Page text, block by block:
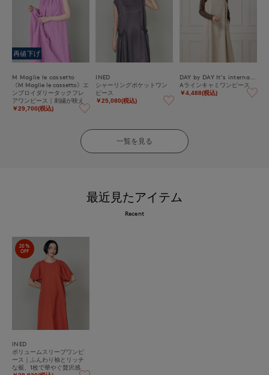
再値下げ
M Maglie le cassetto
《M Maglie le cassetto》エ
ンブロイダリータックフレ
アワンピース｜刺繍が映え
る優雅な一着
￥29,700(税込)
INED
シャーリングポケットワン
ピース
￥25,080(税込)
Aラインキャミワンピース
￥4,488(税込)
一覧を見る
最近見たアイテム
Recent
20%
OFF
INED
ボリュームスリーブワンピ
ース｜ふんわり袖とリッチ
な裾、1枚で華やぐ贅沢感